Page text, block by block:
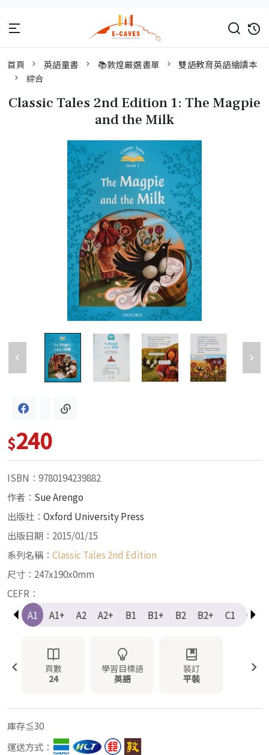
首頁 英語童書 📚敦煌嚴選書單
雙語教育英語繪讀本
綜合
Classic Tales 2nd Edition 1: The Magpie
and the Milk
$240
ISBN：9780194239882
作者： Sue Arengo
出版社： Oxford University Press
出版日期：2015/01/15
系列名稱： Classic Tales 2nd Edition
尺寸：247x190x0mm
CEFR：
A1
A1 A1+ A2 A2+ B1 B1+ B2 B2+ C1 C1+
頁數
24
學習目標語
英語
裝訂
平裝
庫存≦30
運送方式：